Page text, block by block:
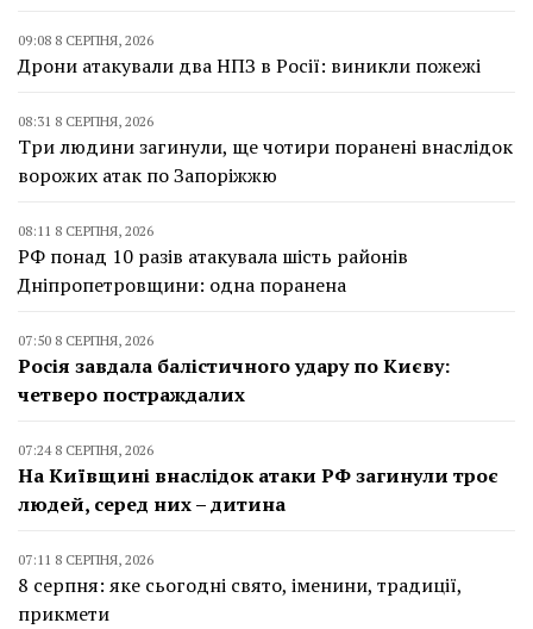
09:08 8 СЕРПНЯ, 2026
Дрони атакували два НПЗ в Росії: виникли пожежі
08:31 8 СЕРПНЯ, 2026
Три людини загинули, ще чотири поранені внаслідок
ворожих атак по Запоріжжю
08:11 8 СЕРПНЯ, 2026
РФ понад 10 разів атакувала шість районів
Дніпропетровщини: одна поранена
07:50 8 СЕРПНЯ, 2026
Росія завдала балістичного удару по Києву:
четверо постраждалих
07:24 8 СЕРПНЯ, 2026
На Київщині внаслідок атаки РФ загинули троє
людей, серед них – дитина
07:11 8 СЕРПНЯ, 2026
8 серпня: яке сьогодні свято, іменини, традиції,
прикмети